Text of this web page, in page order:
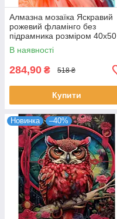
Алмазна мозаїка Яскравий
рожевий фламінго без
підрамника розміром 40х50
см Strateg (JSFH85873)
В наявності
284,90 ₴ 518 ₴
Купити
Новинка –40%